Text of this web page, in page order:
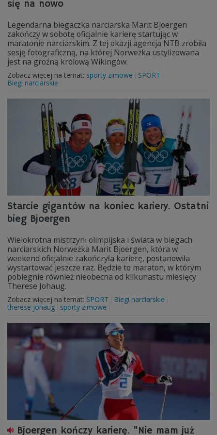
się na nowo
Legendarna biegaczka narciarska Marit Bjoergen
zakończy w sobotę oficjalnie karierę startując w
maratonie narciarskim. Z tej okazji agencja NTB zrobiła
sesję fotograficzną, na której Norweżka ustylizowana
jest na groźną królową Wikingów.
Zobacz więcej na temat: sporty zimowe
SPORT
Biegi narciarskie
Starcie gigantów na koniec kariery. Ostatni
bieg Bjoergen
Wielokrotna mistrzyni olimpijska i świata w biegach
narciarskich Norweżka Marit Bjoergen, która w
weekend oficjalnie zakończyła karierę, postanowiła
wystartować jeszcze raz. Będzie to maraton, w którym
pobiegnie również nieobecna od kilkunastu miesięcy
Therese Johaug.
Zobacz więcej na temat: SPORT
Biegi narciarskie
therese johaug
sporty zimowe
Bjoergen kończy karierę. "Nie mam już